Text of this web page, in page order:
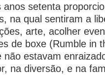
setenta
na qual sentiram a
arte, acolher
de boxe (Rumble in
não estavam
na diversão, e na